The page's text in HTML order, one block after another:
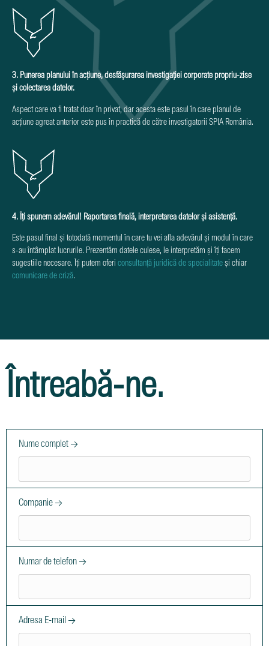
3. Punerea planului în acțiune, desfășurarea investigației corporate propriu-zise
și colectarea datelor.
Aspect care va fi tratat doar în privat, dar acesta este pasul în care planul de
acțiune agreat anterior este pus în practică de către investigatorii SPIA România.
4. Îți spunem adevărul! Raportarea finală, interpretarea datelor și asistență.
Este pasul final și totodată momentul în care tu vei afla adevărul și modul în care
s-au întâmplat lucrurile. Prezentăm datele culese, le interpretăm și îți facem
sugestiile necesare. Îți putem oferi consultanță juridică de specialitate și chiar
comunicare de criză.
Întreabă-ne.
Nume complet →
Companie →
Numar de telefon →
Adresa E-mail →